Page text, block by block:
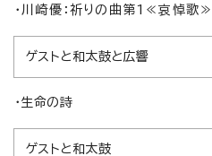
・川崎優：祈りの曲第1≪哀悼歌≫
ゲストと和太鼓と広響
・生命の詩
ゲストと和太鼓